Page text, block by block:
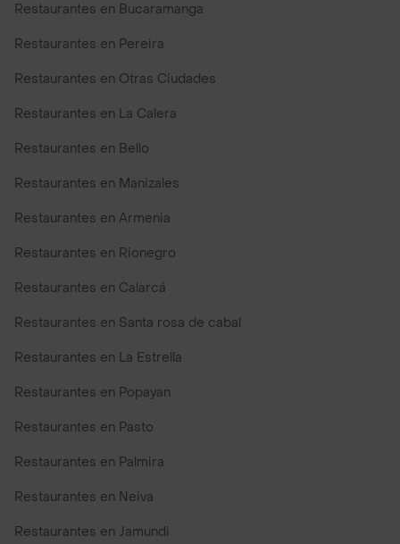
Restaurantes en Bucaramanga
Restaurantes en Pereira
Restaurantes en Otras Ciudades
Restaurantes en La Calera
Restaurantes en Bello
Restaurantes en Manizales
Restaurantes en Armenia
Restaurantes en Rionegro
Restaurantes en Calarcá
Restaurantes en Santa rosa de cabal
Restaurantes en La Estrella
Restaurantes en Popayan
Restaurantes en Pasto
Restaurantes en Palmira
Restaurantes en Neiva
Restaurantes en Jamundi